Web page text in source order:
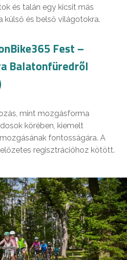
és talán egy kicsit más
külső és belső világotokra.
Fest –
Balatonfüredről
mint mozgásforma
körében, kiemelt
fontosságára. A
regisztrációhoz kötött.